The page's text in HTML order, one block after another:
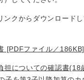
ンクからダウンロード
[PDFファイル／186KB]
担についての確認書(18